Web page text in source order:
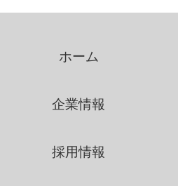
ホーム
企業情報
採用情報